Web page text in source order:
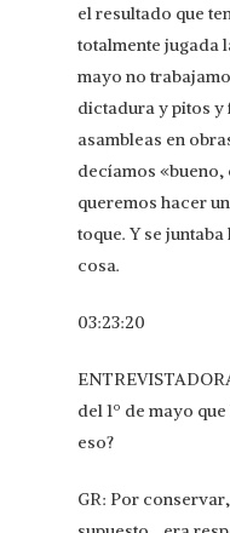
el resultado que
totalmente jugada
mayo no
dictadura y pitos y
asambleas en
decíamos «bueno,
queremos hacer
toque. Y se
cosa.
03:23:20
del 1º de mayo
eso?
GR: Por